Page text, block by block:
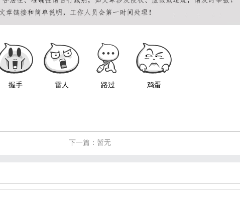
握手 雷人 路过 鸡蛋
下一篇：暂无